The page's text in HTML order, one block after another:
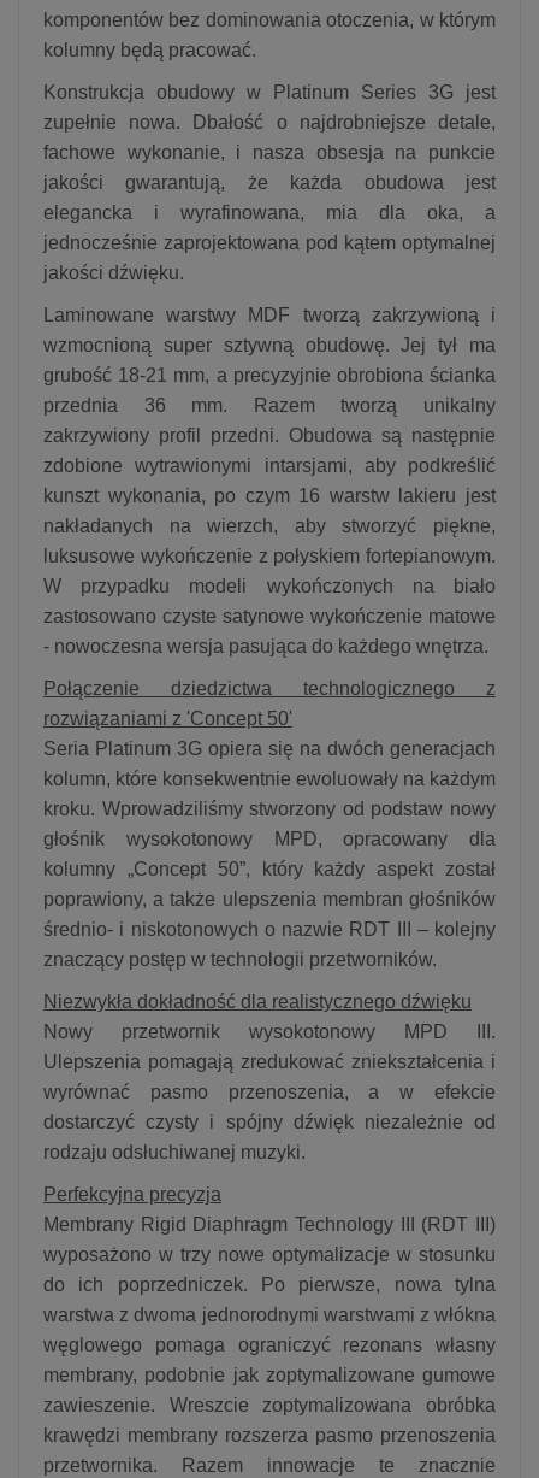
komponentów bez dominowania otoczenia, w którym
kolumny będą pracować.
Konstrukcja obudowy w Platinum Series 3G jest
zupełnie nowa. Dbałość o najdrobniejsze detale,
fachowe wykonanie, i nasza obsesja na punkcie
jakości gwarantują, że każda obudowa jest
elegancka i wyrafinowana, mia dla oka, a
jednocześnie zaprojektowana pod kątem optymalnej
jakości dźwięku.
Laminowane warstwy MDF tworzą zakrzywioną i
wzmocnioną super sztywną obudowę. Jej tył ma
grubość 18-21 mm, a precyzyjnie obrobiona ścianka
przednia 36 mm. Razem tworzą unikalny
zakrzywiony profil przedni. Obudowa są następnie
zdobione wytrawionymi intarsjami, aby podkreślić
kunszt wykonania, po czym 16 warstw lakieru jest
nakładanych na wierzch, aby stworzyć piękne,
luksusowe wykończenie z połyskiem fortepianowym.
W przypadku modeli wykończonych na biało
zastosowano czyste satynowe wykończenie matowe
- nowoczesna wersja pasująca do każdego wnętrza.
Połączenie dziedzictwa technologicznego z
rozwiązaniami z 'Concept 50'
Seria Platinum 3G opiera się na dwóch generacjach
kolumn, które konsekwentnie ewoluowały na każdym
kroku. Wprowadziliśmy stworzony od podstaw nowy
głośnik wysokotonowy MPD, opracowany dla
kolumny „Concept 50”, który każdy aspekt został
poprawiony, a także ulepszenia membran głośników
średnio- i niskotonowych o nazwie RDT III – kolejny
znaczący postęp w technologii przetworników.
Niezwykła dokładność dla realistycznego dźwięku
Nowy przetwornik wysokotonowy MPD III.
Ulepszenia pomagają zredukować zniekształcenia i
wyrównać pasmo przenoszenia, a w efekcie
dostarczyć czysty i spójny dźwięk niezależnie od
rodzaju odsłuchiwanej muzyki.
Perfekcyjna precyzja
Membrany Rigid Diaphragm Technology III (RDT III)
wyposażono w trzy nowe optymalizacje w stosunku
do ich poprzedniczek. Po pierwsze, nowa tylna
warstwa z dwoma jednorodnymi warstwami z włókna
węglowego pomaga ograniczyć rezonans własny
membrany, podobnie jak zoptymalizowane gumowe
zawieszenie. Wreszcie zoptymalizowana obróbka
krawędzi membrany rozszerza pasmo przenoszenia
przetwornika. Razem innowacje te znacznie